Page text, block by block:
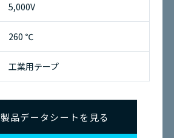
5,000V
260 ℃
工業用テープ
製品データシートを見る